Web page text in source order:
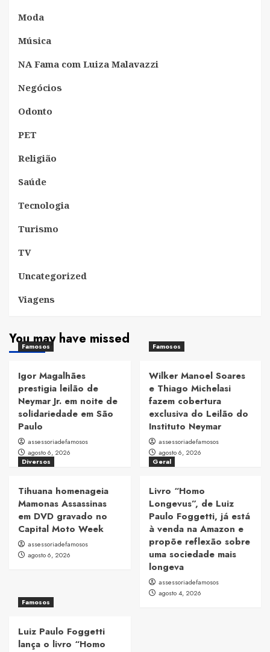
Moda
Música
NA Fama com Luiza Malavazzi
Negócios
Odonto
PET
Religião
Saúde
Tecnologia
Turismo
TV
Uncategorized
Viagens
You may have missed
Famosos
Igor Magalhães
prestigia leilão de
Neymar Jr. em noite de
solidariedade em São
Paulo
assessoriadefamosos
agosto 6, 2026
Famosos
Wilker Manoel Soares
e Thiago Michelasi
fazem cobertura
exclusiva do Leilão do
Instituto Neymar
assessoriadefamosos
agosto 6, 2026
Diversos
Tihuana homenageia
Mamonas Assassinas
em DVD gravado no
Capital Moto Week
assessoriadefamosos
agosto 6, 2026
Geral
Livro “Homo
Longevus”, de Luiz
Paulo Foggetti, já está
à venda na Amazon e
propõe reflexão sobre
uma sociedade mais
longeva
assessoriadefamosos
agosto 4, 2026
Famosos
Luiz Paulo Foggetti
lança o livro “Homo